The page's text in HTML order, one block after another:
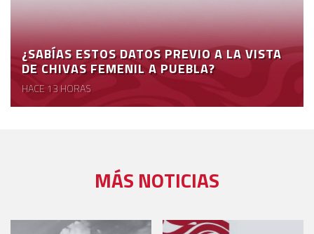
¿SABÍAS ESTOS DATOS PREVIO A LA VISTA
DE CHIVAS FEMENIL A PUEBLA?
HACE 13 HORAS
MÁS NOTICIAS